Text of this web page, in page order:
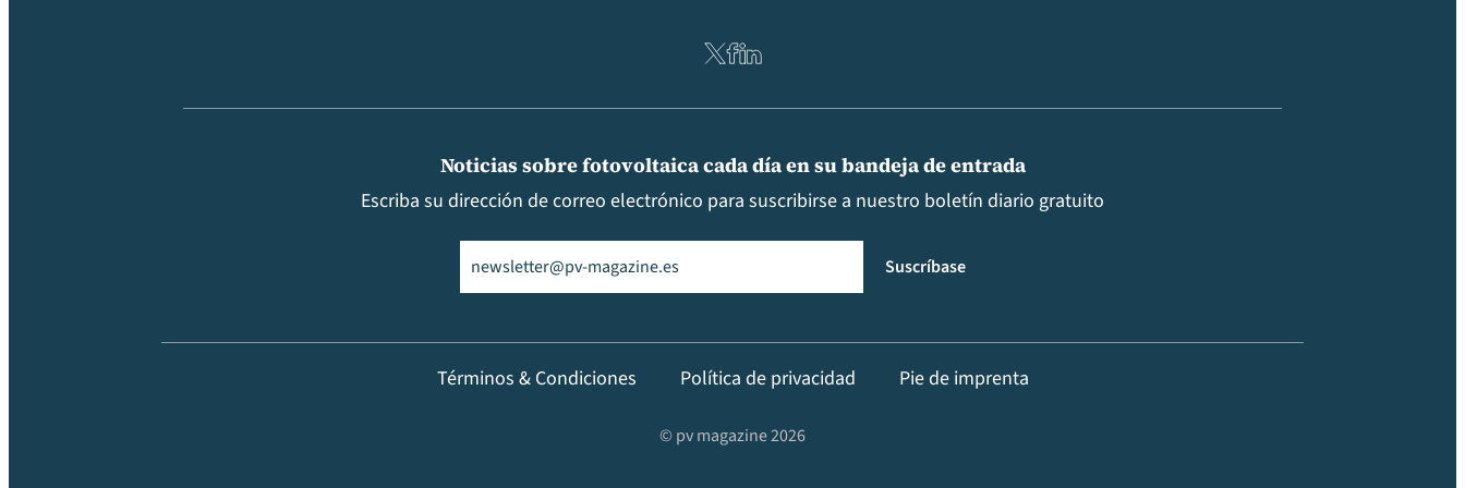
Noticias sobre fotovoltaica cada día en su bandeja de entrada
Escriba su dirección de correo electrónico para suscribirse a nuestro boletín diario gratuito
(Obligatorio)
Suscríbase
Términos & Condiciones Política de privacidad Pie de imprenta
© pv magazine 2026